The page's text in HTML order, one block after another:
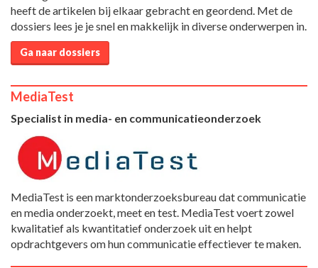
heeft de artikelen bij elkaar gebracht en geordend. Met de
dossiers lees je je snel en makkelijk in diverse onderwerpen in.
Ga naar dossiers
MediaTest
Specialist in media- en communicatieonderzoek
MediaTest is een marktonderzoeksbureau dat communicatie
en media onderzoekt, meet en test. MediaTest voert zowel
kwalitatief als kwantitatief onderzoek uit en helpt
opdrachtgevers om hun communicatie effectiever te maken.